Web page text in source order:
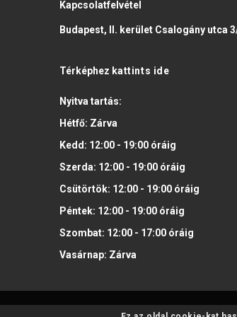
Kapcsolatfelvétel
Budapest, II. kerület Csalogány utca
Térképhez kattints ide
Nyitva tartás:
Hétfő: Zárva
Kedd: 12:00 - 19:00óráig
Szerda: 12:00 - 19:00óráig
Csütörtök: 12:00 - 19:00óráig
Péntek: 12:00 - 19:00óráig
Szombat: 12:00 - 17:00óráig
Vasárnap: Zárva